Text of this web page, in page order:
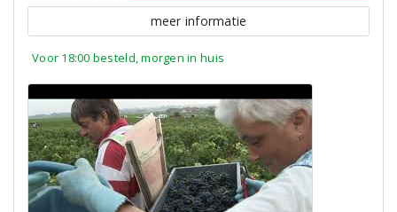
meer informatie
Voor 18:00 besteld, morgen in huis